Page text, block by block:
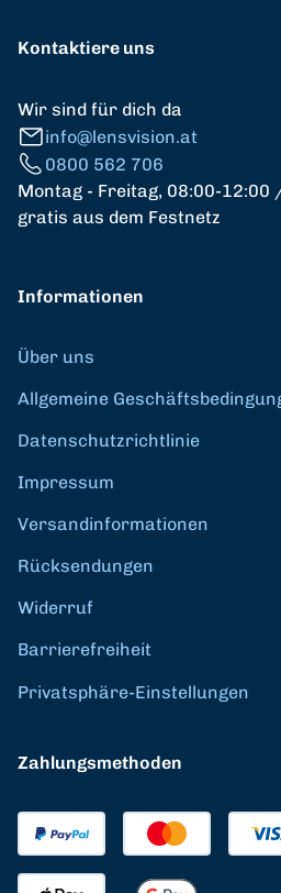
Kontaktiere uns
Wir sind für dich da
info@lensvision.at
0800 562 706
Montag - Freitag, 08:00-12:00
gratis aus dem Festnetz
Informationen
Über uns
Allgemeine
Datenschutzrichtlinie
Impressum
Versandinformationen
Rücksendungen
Widerruf
Barrierefreiheit
Privatsphäre-Einstellungen
Zahlungsmethoden